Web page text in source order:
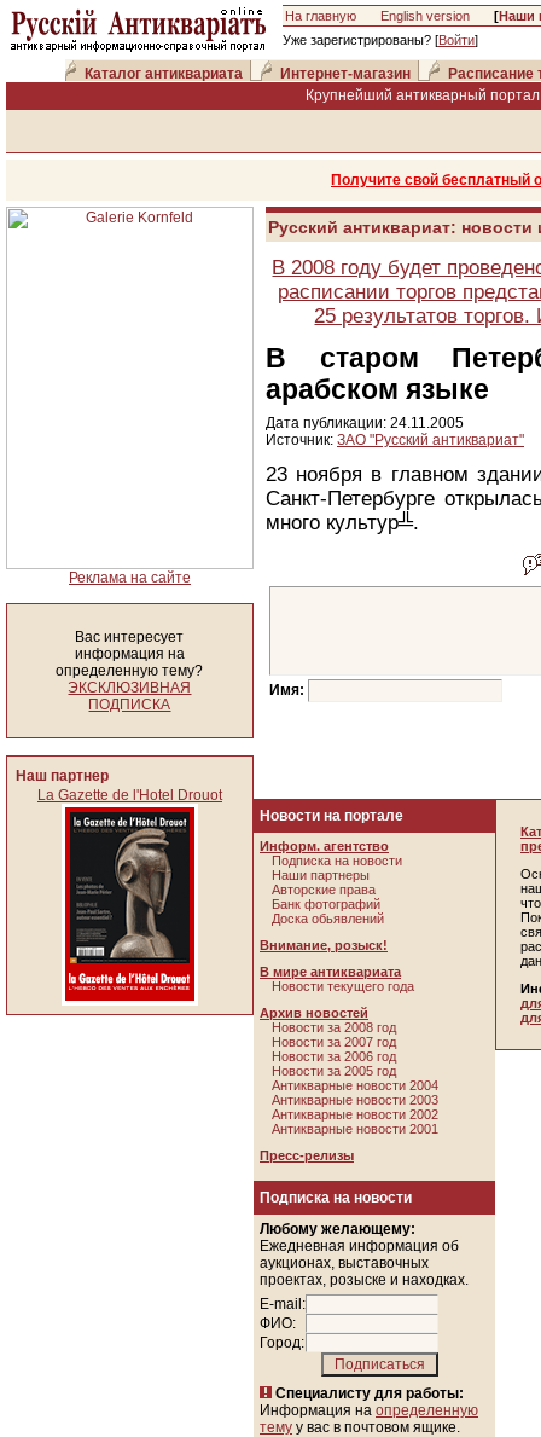
На главную English version [Наши
Уже зарегистрированы? [Войти]
Каталог антиквариата Интернет-магазин
Расписание
Крупнейший антикварный
Получите свой
Реклама на сайте
Вас интересует
информация на
определенную тему?
ЭКСКЛЮЗИВНАЯ
ПОДПИСКА
Наш партнер
La Gazette de l'Hotel Drouot
Русский антиквариат:
В 2008 году будет
расписании торгов
25 результатов
В старом
арабском языке
Дата публикации: 24.11.2005
Источник: ЗАО "Русский антиквариат"
23 ноября в главном
Санкт-Петербурге
много культур╩.
Имя:
Новости на портале
Информ. агентство
Подписка на новости
Наши партнеры
Авторские права
Банк фотографий
Доска обьявлений
Внимание, розыск!
В мире антиквариата
Новости текущего года
Архив новостей
Новости за 2008 год
Новости за 2007 год
Новости за 2006 год
Новости за 2005 год
Антикварные новости 2004
Антикварные новости 2003
Антикварные новости 2002
Антикварные новости 2001
Пресс-релизы
Подписка на новости
Любому желающему:
Ежедневная информация об
аукционах, выставочных
проектах, розыске и находках.
E-mail:
ФИО:
Город:
Специалисту для работы:
Информация на определенную
тему у вас в почтовом ящике.